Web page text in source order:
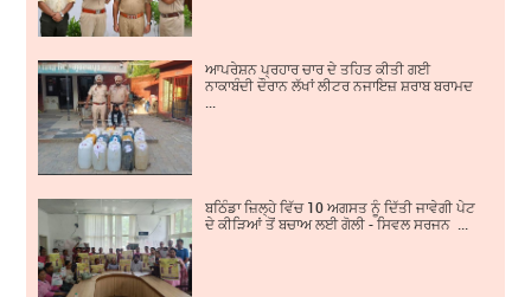
ਆਪਰੇਸ਼ਨ ਪ੍ਰਹਾਰ ਚਾਰ ਦੇ ਤਹਿਤ ਕੀਤੀ ਗਈ
ਨਾਕਾਬੰਦੀ ਦੌਰਾਨ ਲੱਖਾਂ ਲੀਟਰ ਨਜਾਇਜ਼ ਸ਼ਰਾਬ ਬਰਾਮਦ
ਬਠਿੰਡਾ ਜ਼ਿਲ੍ਹੇ ਵਿੱਚ 10 ਅਗਸਤ ਨੂੰ ਦਿੱਤੀ ਜਾਵੇਗੀ ਪੇਟ
ਦੇ ਕੀੜਿਆਂ ਤੋਂ ਬਚਾਅ ਲਈ ਗੋਲੀ - ਸਿਵਲ ਸਰਜਨ ...